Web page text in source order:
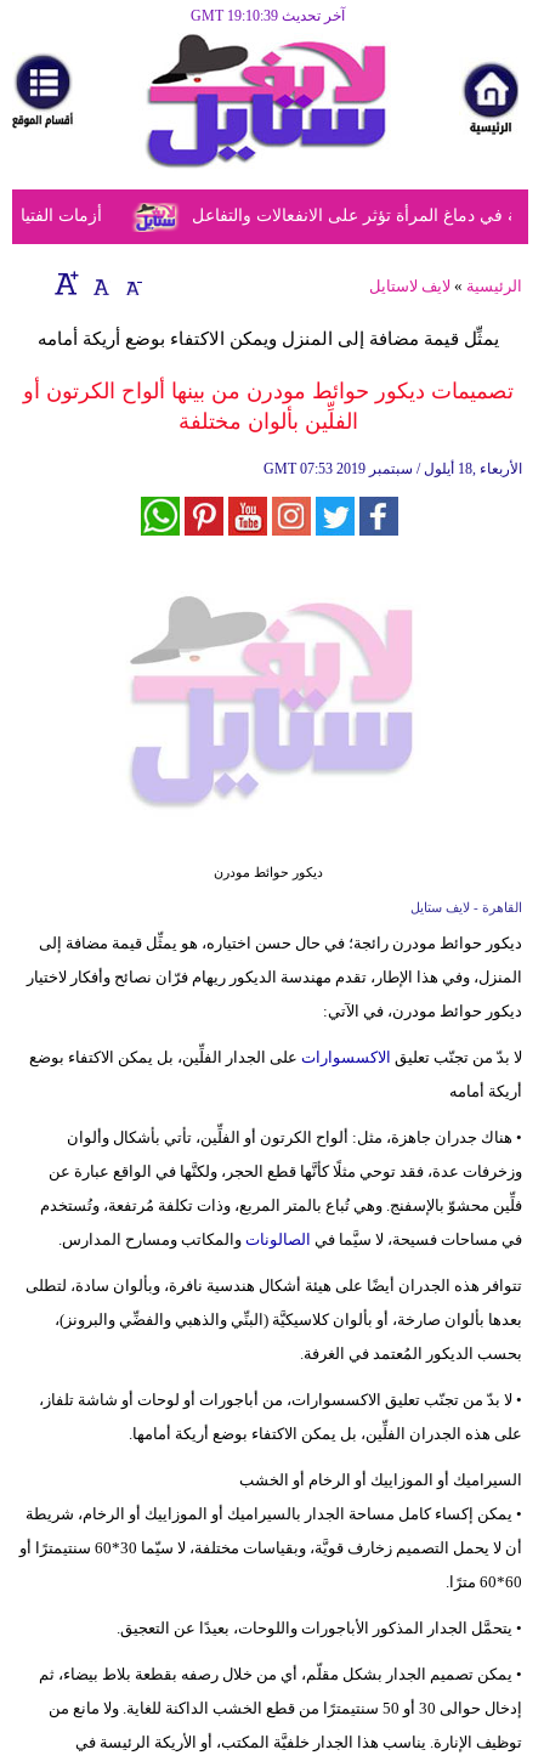
آخر تحديث GMT 19:10:39
مرأة
أزياء
أزياء
إسلامية
ديكور
صحة
أزمات الفتيات دماغ المرأة تؤثر على الانفعالات والتفاعل
الرئيسية » لايف لاستايل
يمثِّل قيمة مضافة إلى المنزل ويمكن الاكتفاء بوضع أريكة أمامه
تصميمات ديكور حوائط مودرن من بينها ألواح الكرتون أو
الفلِّين بألوان مختلفة
GMT 07:53 2019 الأربعاء ,18 أيلول / سبتمبر
ديكور حوائط مودرن
القاهرة - لايف ستايل
ديكور حوائط مودرن رائجة؛ في حال حسن اختياره، هو يمثِّل قيمة مضافة إلى
المنزل، وفي هذا الإطار، تقدم مهندسة الديكور ريهام فرّان نصائح وأفكار لاختيار
ديكور حوائط مودرن، في الآتي:
لا بدّ من تجنّب تعليق الاكسسوارات على الجدار الفلِّين، بل يمكن الاكتفاء بوضع
أريكة أمامه
• هناك جدران جاهزة، مثل: ألواح الكرتون أو الفلِّين، تأتي بأشكال وألوان
وزخرفات عدة، فقد توحي مثلًا كأنَّها قطع الحجر، ولكنَّها في الواقع عبارة عن
فلِّين محشوّ بالإسفنج. وهي تُباع بالمتر المربع، وذات تكلفة مُرتفعة، وتُستخدم
في مساحات فسيحة، لا سيَّما في الصالونات والمكاتب ومسارح المدارس.
تتوافر هذه الجدران أيضًا على هيئة أشكال هندسية نافرة، وبألوان سادة، لتطلى
بعدها بألوان صارخة، أو بألوان كلاسيكيَّة (البنِّي والذهبي والفضِّي والبرونز)،
بحسب الديكور المُعتمد في الغرفة.
• لا بدّ من تجنّب تعليق الاكسسوارات، من أباجورات أو لوحات أو شاشة تلفاز،
على هذه الجدران الفلِّين، بل يمكن الاكتفاء بوضع أريكة أمامها.
السيراميك أو الموزاييك أو الرخام أو الخشب
• يمكن إكساء كامل مساحة الجدار بالسيراميك أو الموزاييك أو الرخام، شريطة
أن لا يحمل التصميم زخارف قويَّة، وبقياسات مختلفة، لا سيّما 30*60 سنتيمترًا أو
60*60 مترًا.
• يتحمَّل الجدار المذكور الأباجورات واللوحات، بعيدًا عن التعجيق.
• يمكن تصميم الجدار بشكل مقلّم، أي من خلال رصفه بقطعة بلاط بيضاء، ثم
إدخال حوالى 30 أو 50 سنتيمترًا من قطع الخشب الداكنة للغاية. ولا مانع من
توظيف الإنارة. يناسب هذا الجدار خلفيَّة المكتب، أو الأريكة الرئيسة في